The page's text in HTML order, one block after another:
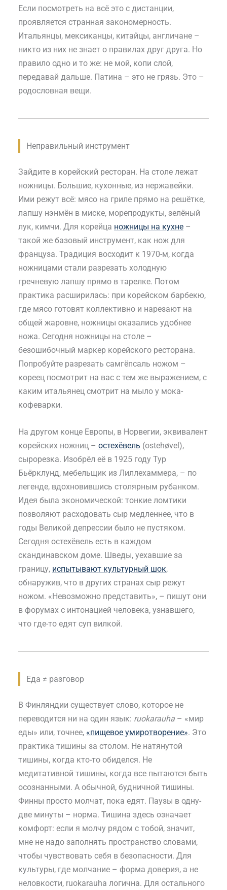
Если посмотреть на всё это с дистанции,
проявляется странная закономерность.
Итальянцы, мексиканцы, китайцы, англичане –
никто из них не знает о правилах друг друга. Но
правило одно и то же: не мой, копи слой,
передавай дальше. Патина – это не грязь. Это –
родословная вещи.
Неправильный инструмент
Зайдите в корейский ресторан. На столе лежат
ножницы. Большие, кухонные, из нержавейки.
Ими режут всё: мясо на гриле прямо на решётке,
лапшу нэнмён в миске, морепродукты, зелёный
лук, кимчи. Для корейца ножницы на кухне –
такой же базовый инструмент, как нож для
француза. Традиция восходит к 1970-м, когда
ножницами стали разрезать холодную
гречневую лапшу прямо в тарелке. Потом
практика расширилась: при корейском барбекю,
где мясо готовят коллективно и нарезают на
общей жаровне, ножницы оказались удобнее
ножа. Сегодня ножницы на столе –
безошибочный маркер корейского ресторана.
Попробуйте разрезать самгёпсаль ножом –
кореец посмотрит на вас с тем же выражением, с
каким итальянец смотрит на мыло у мока-
кофеварки.
На другом конце Европы, в Норвегии, эквивалент
корейских ножниц – остехёвель (ostehøvel),
сырорезка. Изобрёл её в 1925 году Тур
Бьёрклунд, мебельщик из Лиллехаммера, – по
легенде, вдохновившись столярным рубанком.
Идея была экономической: тонкие ломтики
позволяют расходовать сыр медленнее, что в
годы Великой депрессии было не пустяком.
Сегодня остехёвель есть в каждом
скандинавском доме. Шведы, уехавшие за
границу, испытывают культурный шок,
обнаружив, что в других странах сыр режут
ножом. «Невозможно представить», – пишут они
в форумах с интонацией человека, узнавшего,
что где-то едят суп вилкой.
Еда ≠ разговор
В Финляндии существует слово, которое не
переводится ни на один язык: ruokarauha – «мир
еды» или, точнее, «пищевое умиротворение». Это
практика тишины за столом. Не натянутой
тишины, когда кто-то обиделся. Не
медитативной тишины, когда все пытаются быть
осознанными. А обычной, будничной тишины.
Финны просто молчат, пока едят. Паузы в одну-
две минуты – норма. Тишина здесь означает
комфорт: если я молчу рядом с тобой, значит,
мне не надо заполнять пространство словами,
чтобы чувствовать себя в безопасности. Для
культуры, где молчание – форма доверия, а не
неловкости, ruokarauha логична. Для остального